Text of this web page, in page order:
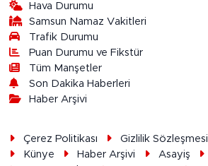
Hava Durumu
Samsun Namaz Vakitleri
Trafik Durumu
Puan Durumu ve Fikstür
Tüm Manşetler
Son Dakika Haberleri
Haber Arşivi
Çerez Politikası Gizlilik Sözleşmesi
Künye
Haber Arşivi Asayiş